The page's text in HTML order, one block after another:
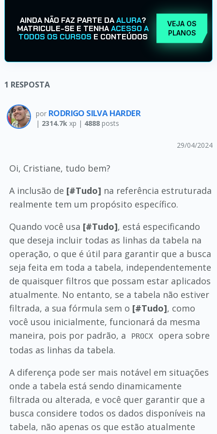
AINDA NÃO FAZ PARTE DAALURA?
MATRICULE-SE E TENHAACESSO A
TODOS OS CURSOS E CONTEÚDOS
VEJA OS
PLANOS
1 RESPOSTA
por RODRIGO SILVA HARDER
| 2314.7kxp | 4888posts
29/04/2024
Oi, Cristiane, tudo bem?
A inclusão de [#Tudo] na referência estruturada
realmente tem um propósito específico.
Quando você usa [#Tudo], está especificando
que deseja incluir todas as linhas da tabela na
operação, o que é útil para garantir que a busca
seja feita em toda a tabela, independentemente
de quaisquer filtros que possam estar aplicados
atualmente. No entanto, se a tabela não estiver
filtrada, a sua fórmula sem o [#Tudo], como
você usou inicialmente, funcionará da mesma
maneira, pois por padrão, a
PROCX
opera sobre
todas as linhas da tabela.
A diferença pode ser mais notável em situações
onde a tabela está sendo dinamicamente
filtrada ou alterada, e você quer garantir que a
busca considere todos os dados disponíveis na
tabela, não apenas os que estão atualmente